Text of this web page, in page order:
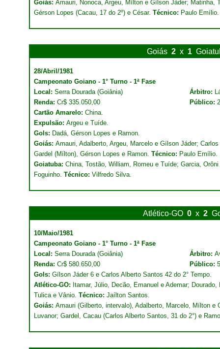
Goiás: Amauri, Nonoca, Argeu, Mílton e Gílson Jáder; Matinha,
Gérson Lopes (Cacau, 17 do 2º) e César. Técnico: Paulo Emílio.
Goiás 2 x 1
28/Abril/1981
Campeonato Goiano - 1° Turno - 1ª Fase
Local: Serra Dourada (Goiânia) Árbitro:
Renda: Cr$ 335.050,00 Público:
Cartão Amarelo: China.
Expulsão: Argeu e Tuíde.
Gols: Dadá, Gérson Lopes e Ramon.
Goiás: Amauri, Adalberto, Argeu, Marcelo e Gílson Jáder;
Gardel (Mílton), Gérson Lopes e Ramon. Técnico: Paulo Emílio.
Goiatuba: China, Tostão, William, Romeu e Tuíde; Garcia,
Foguinho. Técnico: Vilfredo Silva.
Atlético-GO 0 x 2
10/Maio/1981
Campeonato Goiano - 1° Turno - 1ª Fase
Local: Serra Dourada (Goiânia) Árbitro:
Renda: Cr$ 580.650,00 Público:
Gols: Gílson Jáder 6 e Carlos Alberto Santos 42 do 2° Tempo.
Atlético-GO: Itamar, Júlio, Decão, Emanuel e Ademar;
Tulica e Vânio. Técnico: Jaílton Santos.
Goiás: Amauri (Gilberto, intervalo), Adalberto, Marcelo, Mílton e
Luvanor; Gardel, Cacau (Carlos Alberto Santos, 31 do 2°) e